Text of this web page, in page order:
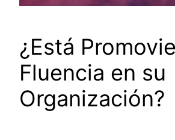
¿Está
Fluencia en su
Organización?